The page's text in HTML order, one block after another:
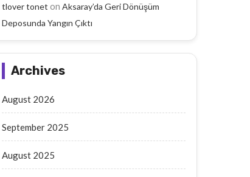
September 18, 2025
Yaşlı Adam Arabanın
tlover tonet on Aksaray’da Geri Dönüşüm
Deposunda Yangın Çıktı
Archives
August 2026
September 2025
August 2025